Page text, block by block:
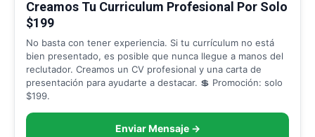
Creamos Tu Curriculum Profesional Por Solo
$199
No basta con tener experiencia. Si tu currículum no está
bien presentado, es posible que nunca llegue a manos del
reclutador. Creamos un CV profesional y una carta de
presentación para ayudarte a destacar. 💲 Promoción: solo
$199.
Enviar Mensaje →